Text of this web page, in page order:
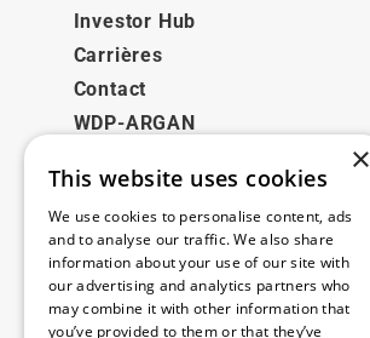
Investor Hub
Carrières
Contact
WDP-ARGAN
Juridique
Disclaimer
Politique de confidentialité
Cookie Policy
×
This website uses cookies
We use cookies to personalise content, ads
and to analyse our traffic. We also share
information about your use of our site with
our advertising and analytics partners who
may combine it with other information that
you’ve provided to them or that they’ve